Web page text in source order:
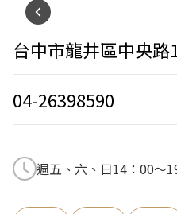
台中市龍井區中央路
04-26398590
週五、六、日14：00～